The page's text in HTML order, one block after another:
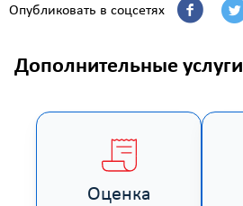
Опубликовать в соцсетях
Дополнительные услуги
Оценка